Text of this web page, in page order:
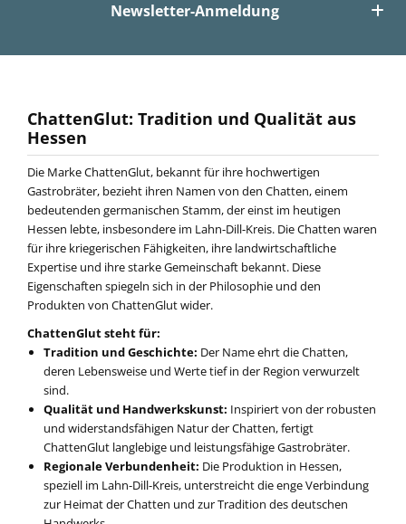
Newsletter-Anmeldung
ChattenGlut: Tradition und Qualität aus
Hessen
Die Marke ChattenGlut, bekannt für ihre hochwertigen
Gastrobräter, bezieht ihren Namen von den Chatten, einem
bedeutenden germanischen Stamm, der einst im heutigen
Hessen lebte, insbesondere im Lahn-Dill-Kreis. Die Chatten waren
für ihre kriegerischen Fähigkeiten, ihre landwirtschaftliche
Expertise und ihre starke Gemeinschaft bekannt. Diese
Eigenschaften spiegeln sich in der Philosophie und den
Produkten von ChattenGlut wider.
ChattenGlut steht für:
Tradition und Geschichte: Der Name ehrt die Chatten,
deren Lebensweise und Werte tief in der Region verwurzelt
sind.
Qualität und Handwerkskunst: Inspiriert von der robusten
und widerstandsfähigen Natur der Chatten, fertigt
ChattenGlut langlebige und leistungsfähige Gastrobräter.
Regionale Verbundenheit: Die Produktion in Hessen,
speziell im Lahn-Dill-Kreis, unterstreicht die enge Verbindung
zur Heimat der Chatten und zur Tradition des deutschen